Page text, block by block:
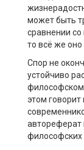
может быть
сравнении
то всё же оно
Спор не
устойчиво
этом
автореферат
философских